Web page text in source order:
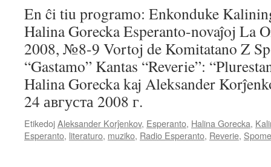
LINK
EMBED
En ĉi tiu programo: Enkonduke
Halina Gorecka Esperanto-novaĵoj La
2008, №8-9 Vortoj de Komitatano Z
“Gastamo” Kantas “Reverie”:
Halina Gorecka kaj Aleksander
24 августа 2008 г.
EtikedojAleksander Korĵenkov, Esperanto, Halina Gorecka,
Esperanto, literaturo, muziko, Radio Esperanto, Reverie,